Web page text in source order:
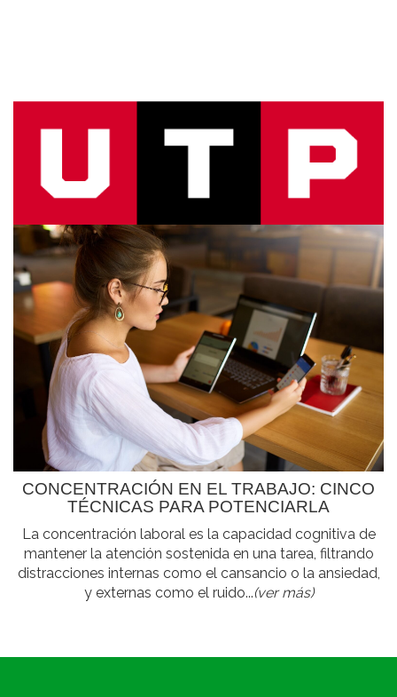
CONCENTRACIÓN EN EL TRABAJO: CINCO
TÉCNICAS PARA POTENCIARLA
La concentración laboral es la capacidad cognitiva de
mantener la atención sostenida en una tarea, filtrando
distracciones internas como el cansancio o la ansiedad,
y externas como el ruido...(ver más)